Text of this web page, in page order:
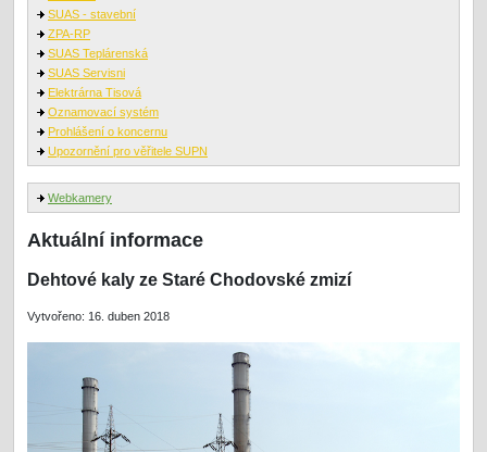
SUAS - stavební
ZPA-RP
SUAS Teplárenská
SUAS Servisni
Elektrárna Tisová
Oznamovací systém
Prohlášení o koncernu
Upozornění pro věřitele SUPN
Webkamery
Aktuální informace
Dehtové kaly ze Staré Chodovské zmizí
Vytvořeno: 16. duben 2018